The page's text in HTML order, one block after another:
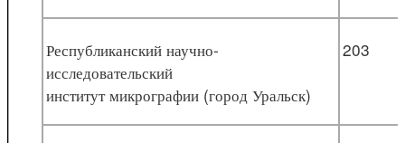
Республиканский научно-
исследовательский
институт микрографии (город Уральск)
203